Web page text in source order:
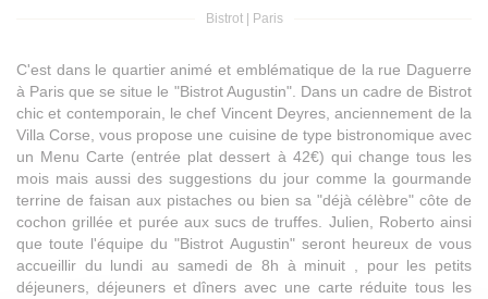
Bistrot Paris
C'est dans le quartier animé et emblématique de la rue Daguerre
à Paris que se situe le "Bistrot Augustin". Dans un cadre de Bistrot
chic et contemporain, le chef Vincent Deyres, anciennement de la
Villa Corse, vous propose une cuisine de type bistronomique avec
un Menu Carte (entrée plat dessert à 42€) qui change tous les
mois mais aussi des suggestions du jour comme la gourmande
terrine de faisan aux pistaches ou bien sa "déjà célèbre" côte de
cochon grillée et purée aux sucs de truffes. Julien, Roberto ainsi
que toute l'équipe du "Bistrot Augustin" seront heureux de vous
accueillir du lundi au samedi de 8h à minuit , pour les petits
déjeuners, déjeuners et dîners avec une carte réduite tous les